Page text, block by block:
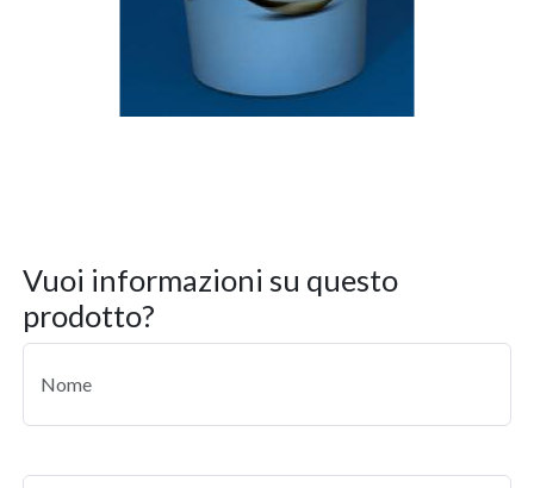
vuoi informazioni su questo
prodotto?